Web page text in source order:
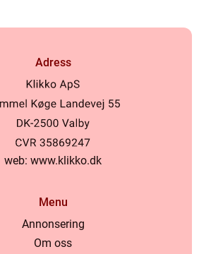
Adress
web: www.klikko.dk
Menu
Annonsering
Om oss